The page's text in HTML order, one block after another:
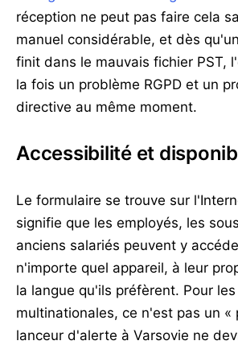
réception ne peut pas faire cela
manuel considérable, et dès
finit dans le mauvais fichier PST,
la fois un problème RGPD et un
directive au même moment.
Accessibilité et
Le formulaire se trouve sur
signifie que les employés, les
anciens salariés peuvent y
n'importe quel appareil, à leur
la langue qu'ils préfèrent. Pour
multinationales, ce n'est pas un «
lanceur d'alerte à Varsovie ne